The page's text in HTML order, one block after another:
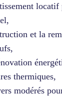
et la
thermiques,
modérés